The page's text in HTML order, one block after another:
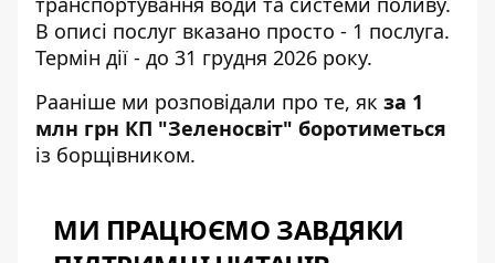
В описі послуг вказано просто - 1 послуга.
Термін дії - до 31 грудня 2026 року.
Рааніше ми розповідали про те, як за 1
млн грн КП "Зеленосвіт" боротиметься
із борщівником.
МИ ПРАЦЮЄМО ЗАВДЯКИ